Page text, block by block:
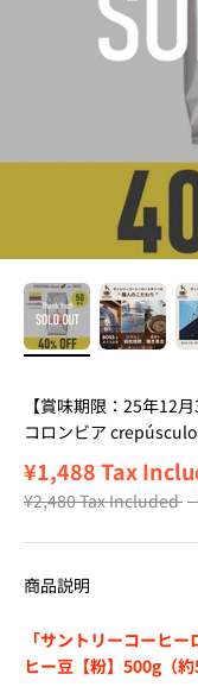
【賞味期限：25年12
コロンビア
Sale price
¥1,488Tax
Regular price
¥2,480Tax Included
商品説明
「サントリーコーヒ
ヒー豆【粉】500g（約